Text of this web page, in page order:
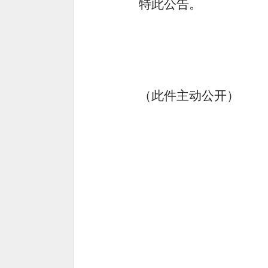
特此公告。
（此件主动公开）